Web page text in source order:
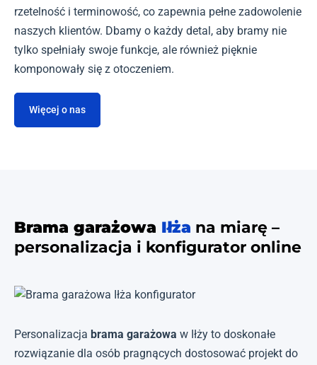
rzetelność i terminowość, co zapewnia pełne zadowolenie
naszych klientów. Dbamy o każdy detal, aby bramy nie
tylko spełniały swoje funkcje, ale również pięknie
komponowały się z otoczeniem.
Więcej o nas
Brama garażowa Iłża na miarę –
personalizacja i konfigurator online
Personalizacja brama garażowa w Iłży to doskonałe
rozwiązanie dla osób pragnących dostosować projekt do